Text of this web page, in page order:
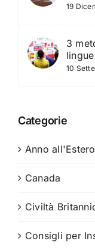
19
3
lingue
10
Categorie
Anno all'Estero
Canada
Civiltà
Consigli per